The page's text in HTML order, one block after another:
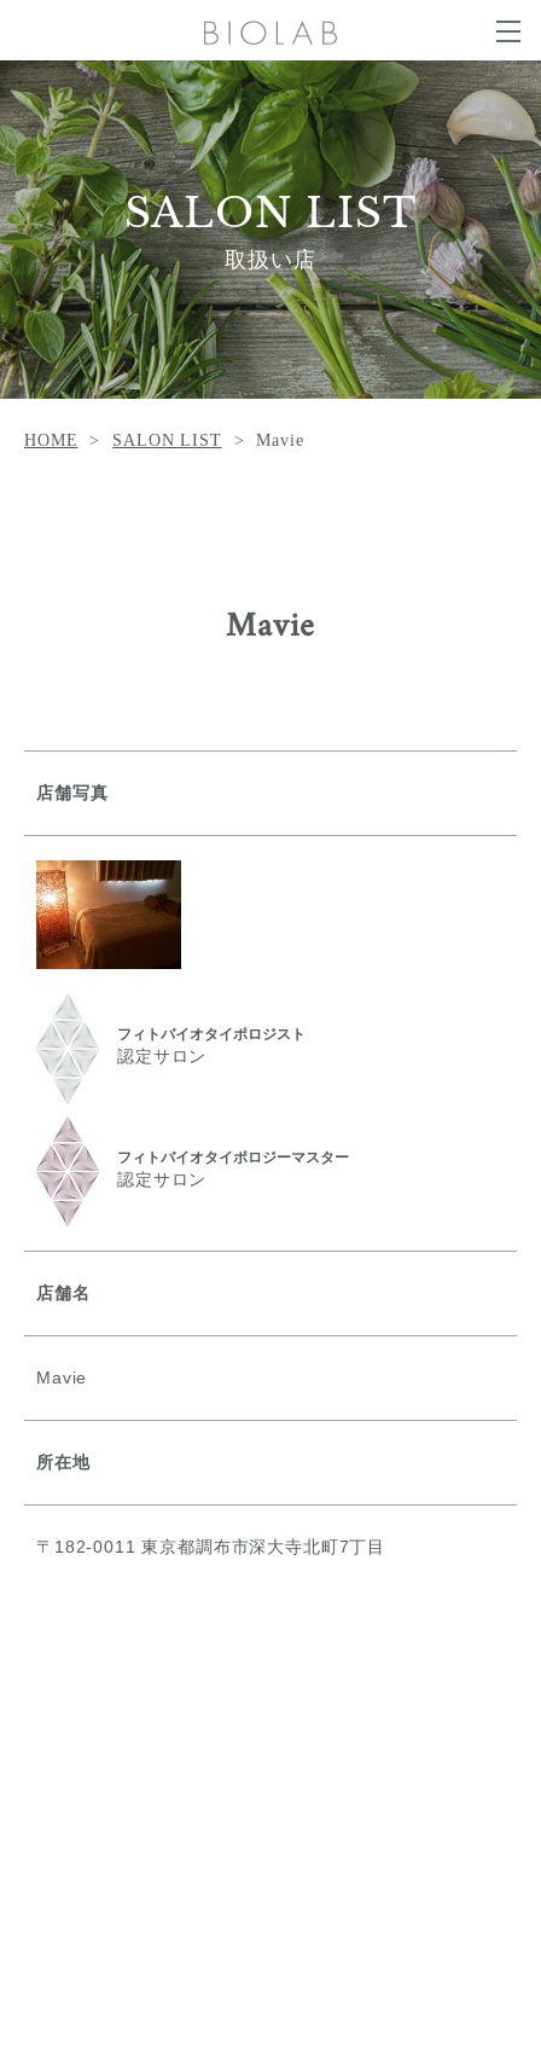
t
o
g
g
l
e
n
a
v
i
g
a
t
o
n
SALON LIST
取扱い店
HOME SALON LIST Mavie
Mavie
店舗写真
フィトバイオタイポロジスト
認定サロン
フィトバイオタイポロジーマスター
認定サロン
店舗名
Mavie
所在地
〒182-0011 東京都調布市深大寺北町7丁目
g
l
e
n
a
i
g
a
t
i
o
n
COLUMN
SALON LIST
NEWS CONTACT
ONLINE SHOP